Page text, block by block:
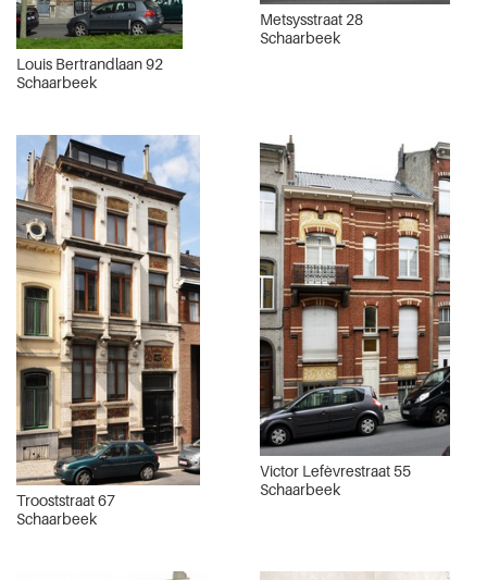
Louis Bertrandlaan 92
Schaarbeek
Metsysstraat 28
Schaarbeek
Trooststraat 67
Schaarbeek
Victor Lefèvrestraat 55
Schaarbeek